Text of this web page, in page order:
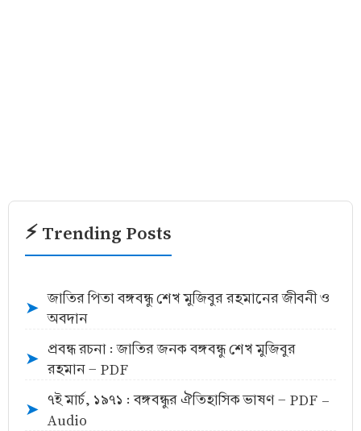
⚡ Trending Posts
➤
জাতির পিতা বঙ্গবন্ধু শেখ মুজিবুর রহমানের জীবনী ও
অবদান
➤
প্রবন্ধ রচনা : জাতির জনক বঙ্গবন্ধু শেখ মুজিবুর
রহমান - PDF
➤
৭ই মার্চ, ১৯৭১ : বঙ্গবন্ধুর ঐতিহাসিক ভাষণ - PDF -
Audio